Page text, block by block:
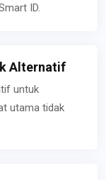
ID.
Alternatif
untuk
utama tidak